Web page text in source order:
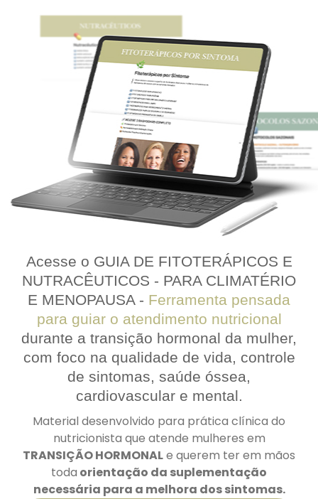
Acesse o GUIA DE FITOTERÁPICOS E
NUTRACÊUTICOS - PARA CLIMATÉRIO
E MENOPAUSA - Ferramenta pensada
para guiar o atendimento nutricional
durante a transição hormonal da mulher,
com foco na qualidade de vida, controle
de sintomas, saúde óssea,
cardiovascular e mental.
Material desenvolvido para prática clínica do
nutricionista que atende mulheres em
TRANSIÇÃO HORMONALe querem ter em mãos
toda orientação da suplementação
necessária para a melhora dos sintomas.